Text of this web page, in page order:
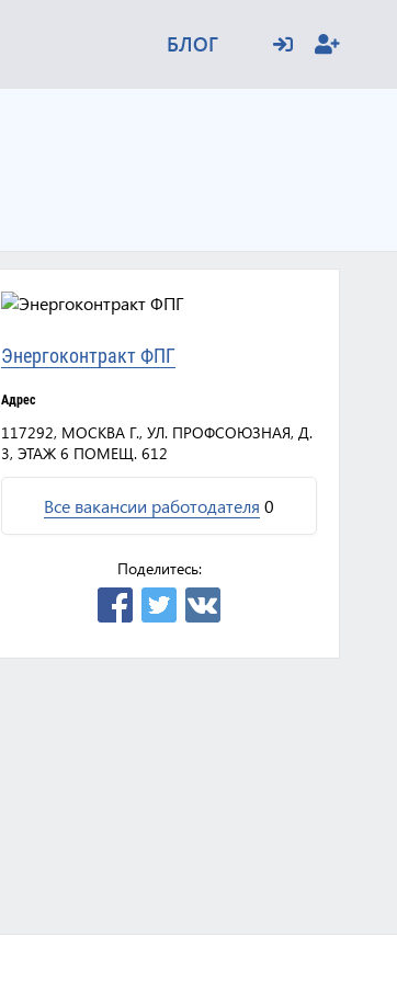
БЛОГ
Энергоконтракт ФПГ
Адрес
117292, МОСКВА Г., УЛ. ПРОФСОЮЗНАЯ, Д.
3, ЭТАЖ 6 ПОМЕЩ. 612
Все вакансии работодателя 0
Поделитесь: